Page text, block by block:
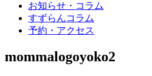
お知らせ・コラム
すずらんコラム
予約・アクセス
mommalogoyoko2